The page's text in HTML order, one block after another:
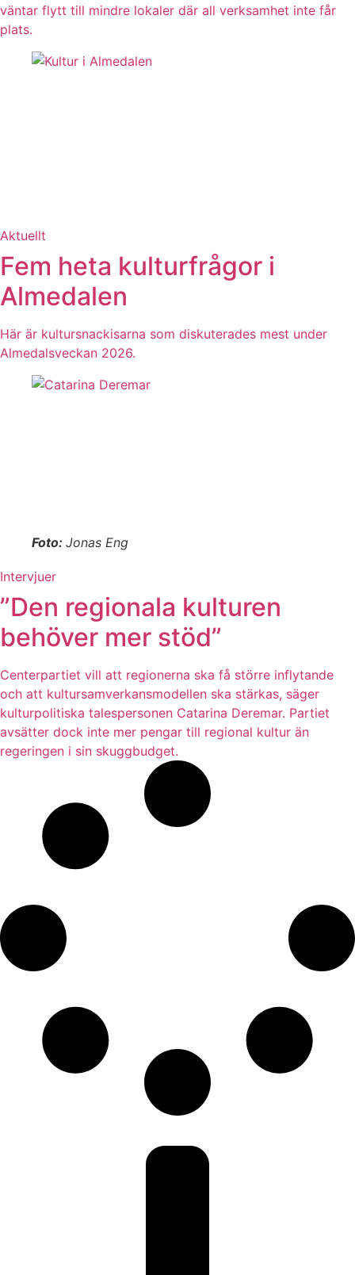
väntar flytt till mindre lokaler där all verksamhet inte får
plats.
Aktuellt
Fem heta kulturfrågor i
Almedalen
Här är kultursnackisarna som diskuterades mest under
Almedalsveckan 2026.
Foto: Jonas Eng
Intervjuer
”Den regionala kulturen
behöver mer stöd”
Centerpartiet vill att regionerna ska få större inflytande
och att kultursamverkansmodellen ska stärkas, säger
kulturpolitiska talespersonen Catarina Deremar. Partiet
avsätter dock inte mer pengar till regional kultur än
regeringen i sin skuggbudget.